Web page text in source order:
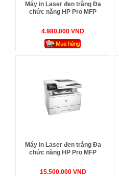
Máy in Laser đen trắng Đa
chức năng HP Pro MFP
coppy, scan, fax)
4.980.000 VND
Máy in Laser đen trắng Đa
chức năng HP Pro MFP
Copy, Fax, Scan, wifi
15.500.000 VND